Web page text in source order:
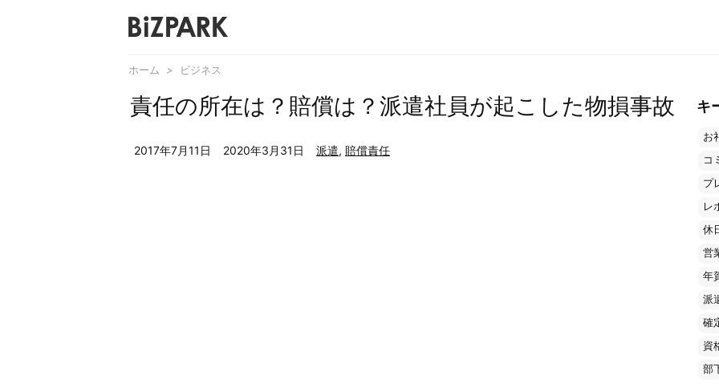
ホーム > ビジネス
責任の所在は？賠償は？派遣社員が起こした物損事故
2017年7月11日 2020年3月31日 派遣, 賠償責任
キ
お
コ
プ
レ
休
営
年
派
確
資
部